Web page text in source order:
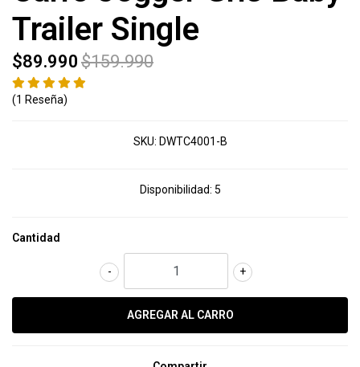
Trailer Single
$89.990 $159.990
(1 Reseña)
SKU: DWTC4001-B
Disponibilidad: 5
Cantidad
+
-